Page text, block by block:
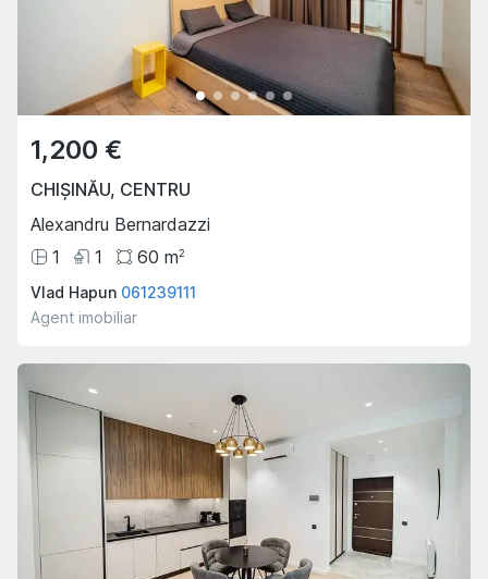
1,200 €
CHIȘINĂU, CENTRU
Alexandru Bernardazzi
1
1 60 m2
Vlad Hapun 061239111
Agent imobiliar